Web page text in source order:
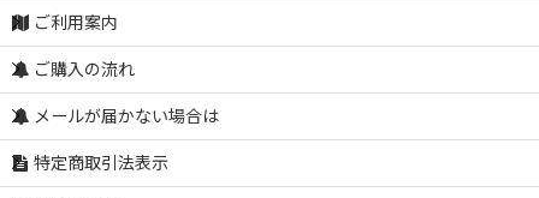
ご利用案内
ご購入の流れ
メールが届かない場合は
特定商取引法表示